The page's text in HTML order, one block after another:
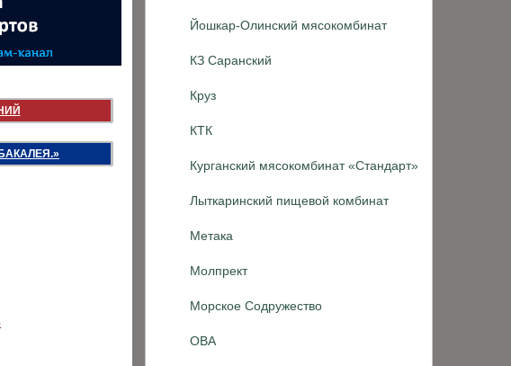
Йошкар-Олинский мясокомбинат
КЗ Саранский
Круз
КТК
Курганский мясокомбинат «Стандарт»
Лыткаринский пищевой комбинат
Метака
Молпрект
Морское Содружество
ОВА